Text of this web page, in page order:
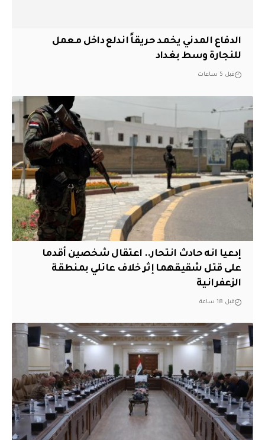
الدفاع المدني يخمد حريقاً اندلع داخل معمل
للنجارة وسط بغداد
قبل 5 ساعات
إدعيا انه حادث انتحار.. اعتقال شخصين أقدما
على قتل شقيقهما إثر خلاف عائلي بمنطقة
الزعفرانية
قبل 18 ساعة